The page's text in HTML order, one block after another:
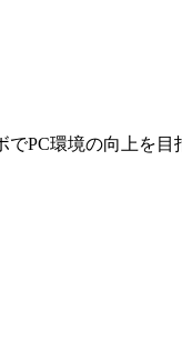
でPC環境の向上を目